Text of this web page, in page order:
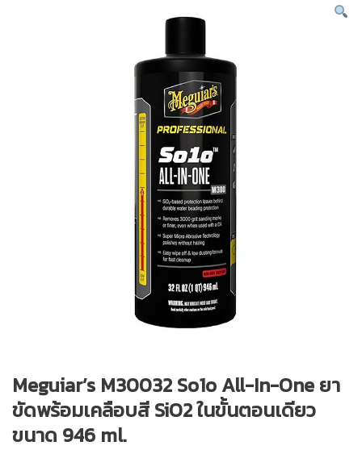
Meguiar’s M30032 So1o All-In-One ยา
ขัดพร้อมเคลือบสี SiO2 ในขั้นตอนเดียว
ขนาด 946 ml.